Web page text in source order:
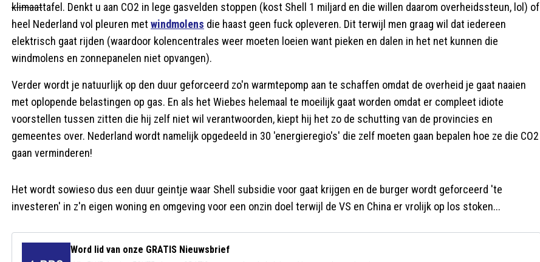
klimaattafel. Denkt u aan CO2 in lege gasvelden stoppen (kost Shell 1 miljard en die willen daarom overheidssteun, lol) of
heel Nederland vol pleuren met windmolens die haast geen fuck opleveren. Dit terwijl men graag wil dat iedereen
elektrisch gaat rijden (waardoor kolencentrales weer moeten loeien want pieken en dalen in het net kunnen die
windmolens en zonnepanelen niet opvangen).
Verder wordt je natuurlijk op den duur geforceerd zo'n warmtepomp aan te schaffen omdat de overheid je gaat naaien
met oplopende belastingen op gas. En als het Wiebes helemaal te moeilijk gaat worden omdat er compleet idiote
voorstellen tussen zitten die hij zelf niet wil verantwoorden, kiept hij het zo de schutting van de provincies en
gemeentes over. Nederland wordt namelijk opgedeeld in 30 'energieregio's' die zelf moeten gaan bepalen hoe ze die CO2
gaan verminderen!
Het wordt sowieso dus een duur geintje waar Shell subsidie voor gaat krijgen en de burger wordt geforceerd 'te
investeren' in z'n eigen woning en omgeving voor een onzin doel terwijl de VS en China er vrolijk op los stoken...
Word lid van onze GRATIS Nieuwsbrief